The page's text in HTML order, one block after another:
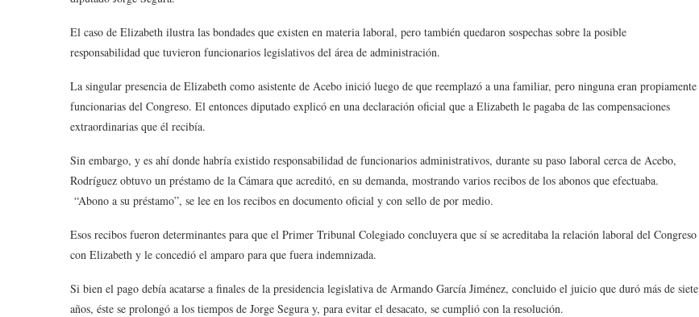
El caso de Elizabeth ilustra las bondades que existen en materia laboral, pero también quedaron sospechas sobre la posible
responsabilidad que tuvieron funcionarios legislativos del área de administración.
La singular presencia de Elizabeth como asistente de Acebo inició luego de que reemplazó a una familiar, pero ninguna eran propiamente
funcionarias del Congreso. El entonces diputado explicó en una declaración oficial que a Elizabeth le pagaba de las compensaciones
extraordinarias que él recibía.
Sin embargo, y es ahí donde habría existido responsabilidad de funcionarios administrativos, durante su paso laboral cerca de Acebo,
Rodríguez obtuvo un préstamo de la Cámara que acreditó, en su demanda, mostrando varios recibos de los abonos que efectuaba.
“Abono a su préstamo”, se lee en los recibos en documento oficial y con sello de por medio.
Esos recibos fueron determinantes para que el Primer Tribunal Colegiado concluyera que sí se acreditaba la relación laboral del Congreso
con Elizabeth y le concedió el amparo para que fuera indemnizada.
Si bien el pago debía acatarse a finales de la presidencia legislativa de Armando García Jiménez, concluido el juicio que duró más de siete
años, éste se prolongó a los tiempos de Jorge Segura y, para evitar el desacato, se cumplió con la resolución.